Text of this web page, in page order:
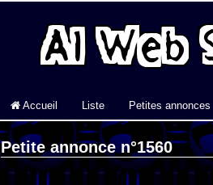
Accueil Liste Petites annonces
Petite annonce n°1560